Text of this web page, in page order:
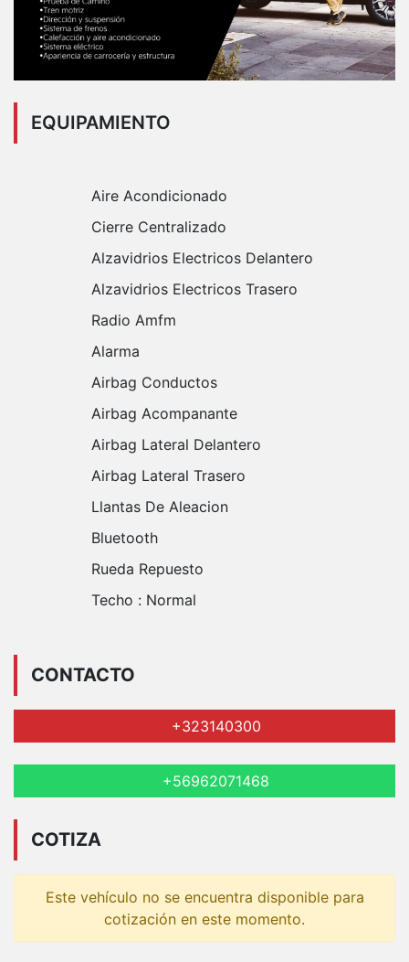
EQUIPAMIENTO
Aire Acondicionado
Cierre Centralizado
Alzavidrios Electricos Delantero
Alzavidrios Electricos Trasero
Radio Amfm
Alarma
Airbag Conductos
Airbag Acompanante
Airbag Lateral Delantero
Airbag Lateral Trasero
Llantas De Aleacion
Bluetooth
Rueda Repuesto
Techo : Normal
CONTACTO
+323140300
+56962071468
COTIZA
Este vehículo no se encuentra disponible para
cotización en este momento.